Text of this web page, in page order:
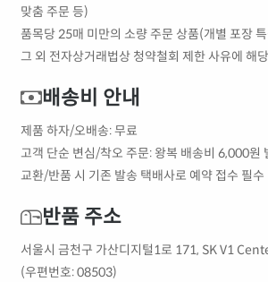
맞춤 주문 등)
품목당 25매 미만의 소량 주문 상품(개별 포장
그 외 전자상거래법상 청약철회 제한 사유에 해
배송비 안내
제품 하자/오배송: 무료
고객 단순 변심/착오 주문: 왕복 배송비 6,000원
교환/반품 시 기존 발송 택배사로 예약 접수 필수
반품 주소
서울시 금천구 가산디지털1로 171, SK V1
(우편번호: 08503)